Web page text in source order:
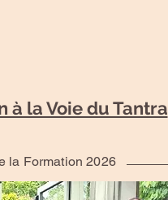
à la Voie du Tantra
la Formation 2026